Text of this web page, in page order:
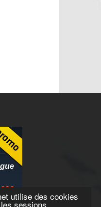
utilise des cookies
sessions